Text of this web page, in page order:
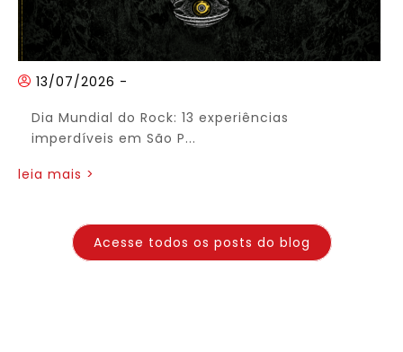
13/07/2026 -
Dia Mundial do Rock: 13 experiências
imperdíveis em São P...
leia mais >
Acesse todos os posts do blog